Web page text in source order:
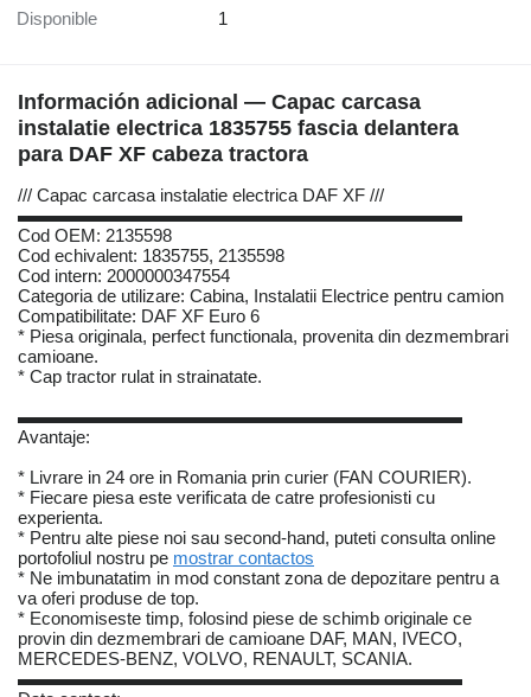
Disponible 1
Información adicional — Capac carcasa
instalatie electrica 1835755 fascia delantera
para DAF XF cabeza tractora
/// Capac carcasa instalatie electrica DAF XF ///
▬▬▬▬▬▬▬▬▬▬▬▬▬▬▬▬▬▬▬▬▬▬▬▬▬
Cod OEM: 2135598
Cod echivalent: 1835755, 2135598
Cod intern: 2000000347554
Categoria de utilizare: Cabina, Instalatii Electrice pentru camion
Compatibilitate: DAF XF Euro 6
* Piesa originala, perfect functionala, provenita din dezmembrari
camioane.
* Cap tractor rulat in strainatate.
▬▬▬▬▬▬▬▬▬▬▬▬▬▬▬▬▬▬▬▬▬▬▬▬▬
Avantaje:
* Livrare in 24 ore in Romania prin curier (FAN COURIER).
* Fiecare piesa este verificata de catre profesionisti cu
experienta.
* Pentru alte piese noi sau second-hand, puteti consulta online
portofoliul nostru pe mostrar contactos
* Ne imbunatatim in mod constant zona de depozitare pentru a
va oferi produse de top.
* Economiseste timp, folosind piese de schimb originale ce
provin din dezmembrari de camioane DAF, MAN, IVECO,
MERCEDES-BENZ, VOLVO, RENAULT, SCANIA.
▬▬▬▬▬▬▬▬▬▬▬▬▬▬▬▬▬▬▬▬▬▬▬▬▬